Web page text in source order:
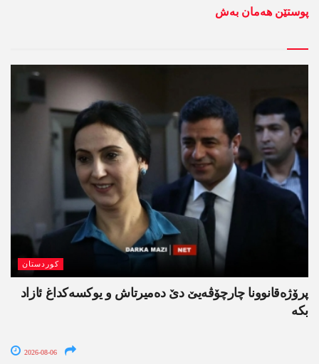
پوستێن ھەمان بەش
کوردستان
پرۆژەقانوونا چارچۆڤەیێ دێ دەمیرتاش و یوکسەکداغ ئازاد
بکە
2026-08-06